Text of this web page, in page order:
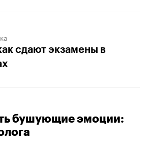
сдают экзамены в
бушующие эмоции: